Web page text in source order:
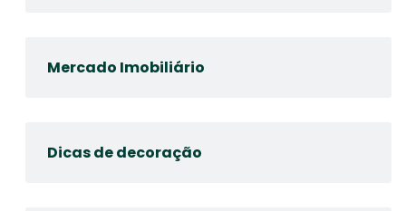
Mercado Imobiliário
Dicas de decoração